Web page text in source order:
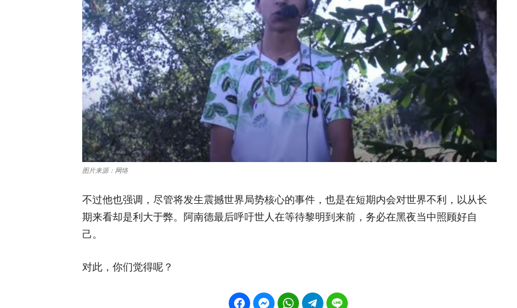
图片来源：网络
不过他也强调，尽管将发生震撼世界局势核心的事件，也是在短期内会对世界不利，以从长
期来看却是利大于弊。阿南德最后呼吁世人在等待黎明到来前，务必在黑夜当中照顾好自
己。
对此，你们觉得呢？